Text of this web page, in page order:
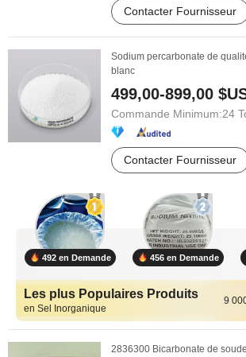
Contacter Fournisseur
Sodium percarbonate de
blanc
499,00-899,00
Commande Minimum:24
Contacter Fournisseur
492 en Demande 456 en Demande
Les plus Populaires Produits
en Sel Inorganique
9
2836300 Bicarbonate de